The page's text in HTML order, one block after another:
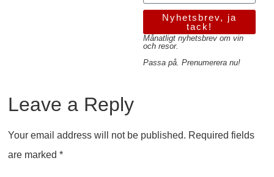
Nyhetsbrev, ja
tack!
Månatligt nyhetsbrev om vin
och resor.
Passa på. Prenumerera nu!
Leave a Reply
Your email address will not be published. Required fields
are marked *